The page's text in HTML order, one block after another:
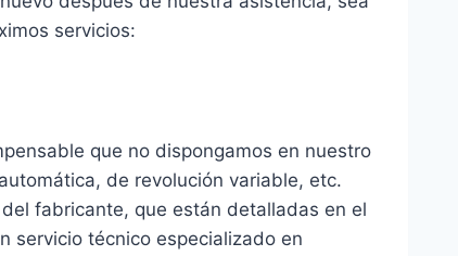
servicios:
que no dispongamos en nuestro
de revolución variable, etc.
fabricante, que están detalladas en el
servicio técnico especializado en